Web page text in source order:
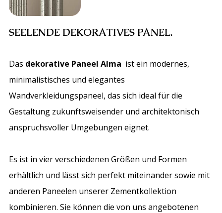
SEELENDE DEKORATIVES PANEL.
Das dekorative Paneel Alma ist ein modernes,
minimalistisches und elegantes
Wandverkleidungspaneel, das sich ideal für die
Gestaltung zukunftsweisender und architektonisch
anspruchsvoller Umgebungen eignet.
Es ist in vier verschiedenen Größen und Formen
erhältlich und lässt sich perfekt miteinander sowie mit
anderen Paneelen unserer Zementkollektion
kombinieren. Sie können die von uns angebotenen